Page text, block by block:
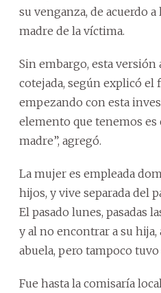
su venganza, de acuerdo
madre de la víctima.
Sin embargo, esta versión
cotejada, según explicó el
empezando con esta
elemento que tenemos es
madre”, agregó.
La mujer es empleada
hijos, y vive separada del
El pasado lunes, pasadas
y al no encontrar a su hija,
abuela, pero tampoco
Fue hasta la comisaría